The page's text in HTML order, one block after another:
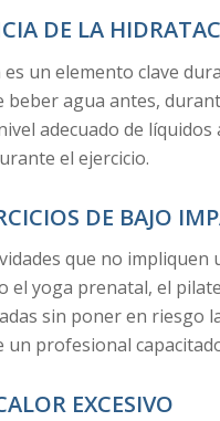
DE LA
un elemento clave
beber agua antes,
adecuado de
el ejercicio.
DE BAJO
que no impliquen
el yoga prenatal, el
sin poner en riesgo
un profesional
EXCESIVO